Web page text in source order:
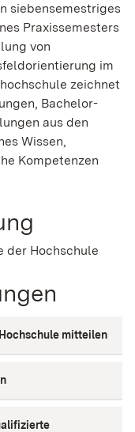
siebensemestriges
Praxissemesters
von
im
zeichnet
Bachelor-
aus den
Wissen,
Kompetenzen
der Hochschule
mitteilen